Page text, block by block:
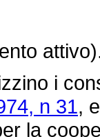
i
n 31,
la